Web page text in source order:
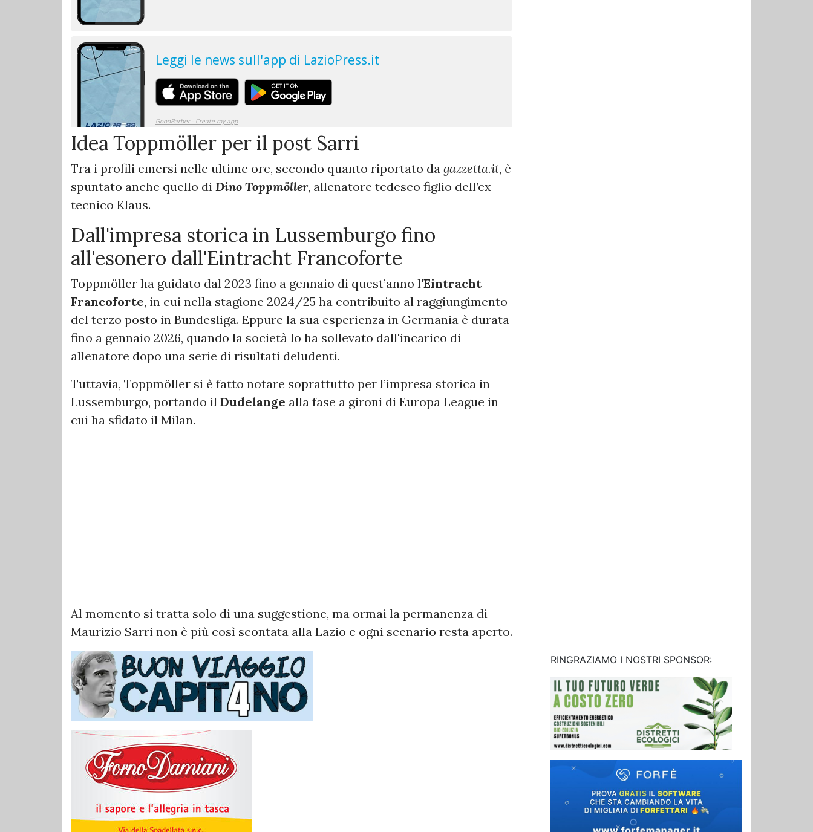
Idea Toppmöller per il post Sarri
Tra i profili emersi nelle ultime ore, secondo quanto riportato da gazzetta.it, è
spuntato anche quello di Dino Toppmöller, allenatore tedesco figlio dell’ex
tecnico Klaus.
Dall'impresa storica in Lussemburgo fino
all'esonero dall'Eintracht Francoforte
Toppmöller ha guidato dal 2023 fino a gennaio di quest’anno l'Eintracht
Francoforte, in cui nella stagione 2024/25 ha contribuito al raggiungimento
del terzo posto in Bundesliga. Eppure la sua esperienza in Germania è durata
fino a gennaio 2026, quando la società lo ha sollevato dall'incarico di
allenatore dopo una serie di risultati deludenti.
Tuttavia, Toppmöller si è fatto notare soprattutto per l’impresa storica in
Lussemburgo, portando il Dudelange alla fase a gironi di Europa League in
cui ha sfidato il Milan.
Al momento si tratta solo di una suggestione, ma ormai la permanenza di
Maurizio Sarri non è più così scontata alla Lazio e ogni scenario resta aperto.
RINGRAZIAMO I NOSTRI SPONSOR: